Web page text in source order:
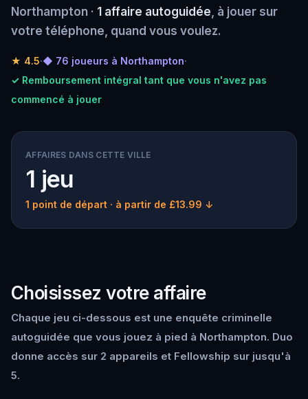
Northampton · 1 affaire autoguidée, à jouer sur
votre téléphone, quand vous voulez.
★ 4.5·◆ 76 joueurs à Northampton·
✓ Remboursement intégral tant que vous n'avez pas
commencé à jouer
AFFAIRES DANS CETTE VILLE
1 jeu
1 point de départ · à partir de £13.99 ↓
Choisissez votre affaire
Chaque jeu ci-dessous est une enquête criminelle
autoguidée que vous jouez à pied à Northampton. Duo
donne accès sur 2 appareils et Fellowship sur jusqu'à
5.